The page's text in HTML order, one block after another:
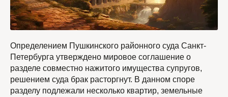
Определением Пушкинского районного суда Санкт-
Петербурга утверждено мировое соглашение о
разделе совместно нажитого имущества супругов,
решением суда брак расторгнут. В данном споре
разделу подлежали несколько квартир, земельные